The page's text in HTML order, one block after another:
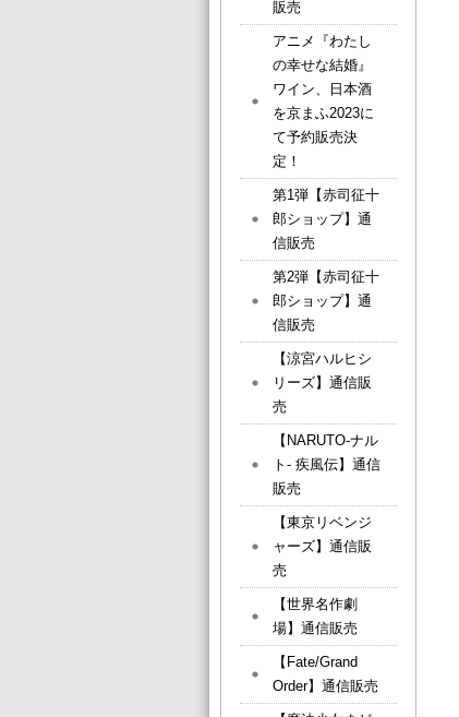
販売
アニメ『わたし
の幸せな結婚』
ワイン、日本酒
を京まふ2023に
て予約販売決
定！
第1弾【赤司征十
郎ショップ】通
信販売
第2弾【赤司征十
郎ショップ】通
信販売
【涼宮ハルヒシ
リーズ】通信販
売
【NARUTO-ナル
ト- 疾風伝】通信
販売
【東京リベンジ
ャーズ】通信販
売
【世界名作劇
場】通信販売
【Fate/Grand
Order】通信販売